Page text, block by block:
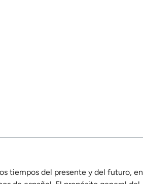
tiempos del presente y del futuro, en